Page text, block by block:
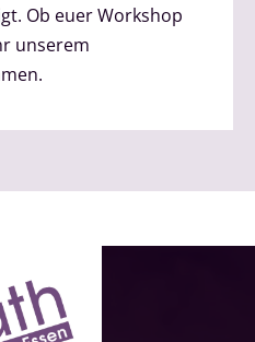
Ob euer Workshop
unserem